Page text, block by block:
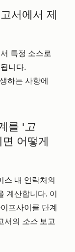
서에서 제
특정 소스로
니다.
하는 사항에
를 '고
어떻게
스 내 연락처의
계산합니다. 이
프사이클 단계
서의 소스 보고